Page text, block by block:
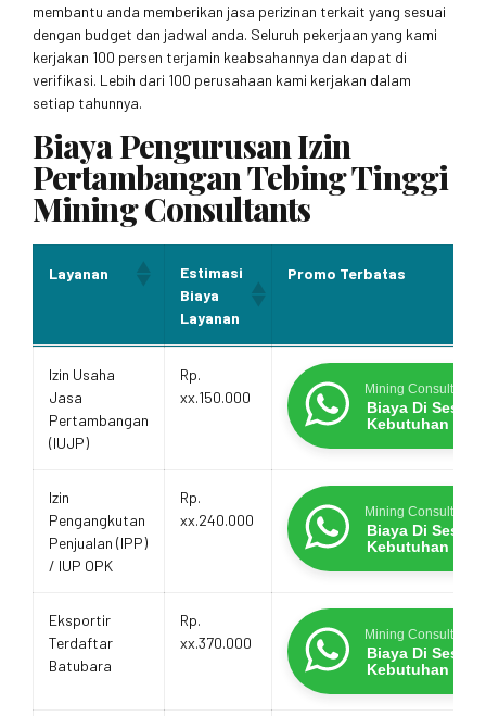
membantu anda memberikan jasa perizinan terkait yang sesuai
dengan budget dan jadwal anda. Seluruh pekerjaan yang kami
kerjakan 100 persen terjamin keabsahannya dan dapat di
verifikasi. Lebih dari 100 perusahaan kami kerjakan dalam
setiap tahunnya.
Biaya Pengurusan Izin
Pertambangan Tebing Tinggi
Mining Consultants
Layanan
Estimasi
Biaya
Layanan
Promo Terbatas
Biaya
Layanan
Promo Terbatas
Izin Usaha
Jasa
Pertambangan
(IUJP)
Rp.
xx.150.000
Mining Consultants
Biaya Di
Kebutuhan
Izin
Pengangkutan
Penjualan (IPP)
/ IUP OPK
Rp.
xx.240.000
Mining Consultants
Biaya Di
Kebutuhan
Eksportir
Terdaftar
Batubara
Rp.
xx.370.000
Mining Consultants
Biaya Di
Kebutuhan